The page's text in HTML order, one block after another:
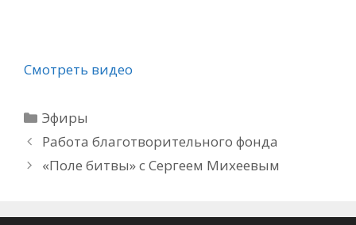
Смотреть видео
Рубрики
Эфиры
Работа благотворительного фонда
«Поле битвы» с Сергеем Михеевым